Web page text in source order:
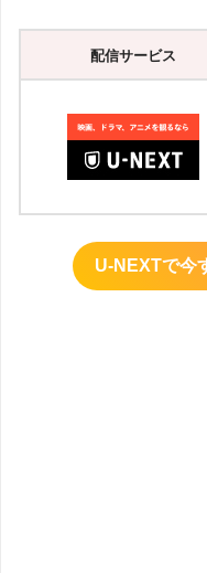
配信サービス
U-NEXTで今